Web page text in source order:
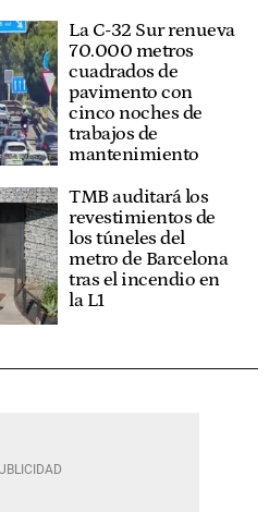
La C-32 Sur renueva
70.000 metros
cuadrados de
pavimento con
cinco noches de
trabajos de
mantenimiento
TMB auditará los
revestimientos de
los túneles del
metro de Barcelona
tras el incendio en
la L1